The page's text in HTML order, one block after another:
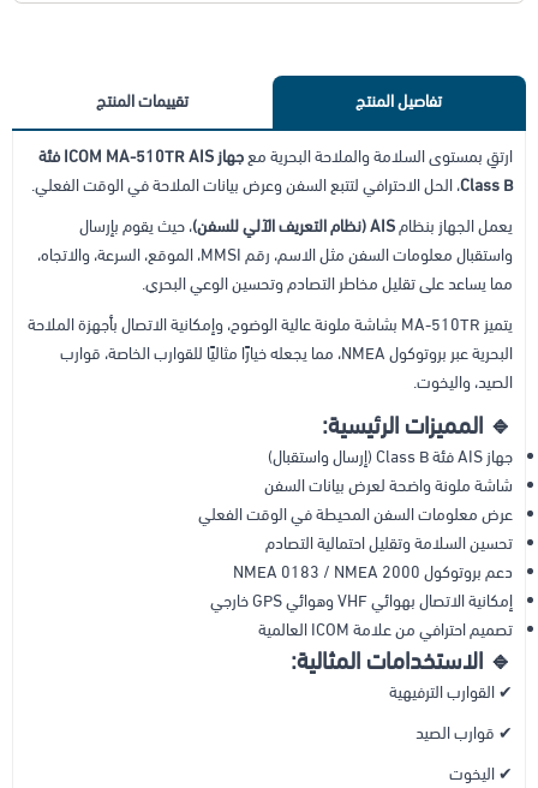
تفاصيل المنتج تقييمات المنتج
ارتقِ بمستوى السلامة والملاحة البحرية مع
جهاز ICOM MA-510TR AIS فئة
Class B، الحل الاحترافي لتتبع السفن وعرض بيانات الملاحة في الوقت الفعلي.
يعمل الجهاز بنظامAIS (نظام التعريف الآلي للسفن)
، حيث يقوم بإرسال
واستقبال معلومات السفن مثل الاسم، رقم MMSI، الموقع، السرعة، والاتجاه،
مما يساعد على تقليل مخاطر التصادم وتحسين الوعي البحري.
يتميز MA-510TR بشاشة ملونة عالية الوضوح، وإمكانية الاتصال بأجهزة الملاحة
البحرية عبر بروتوكول NMEA، مما يجعله خيارًا مثاليًا للقوارب الخاصة، قوارب
الصيد، واليخوت.
🔹 المميزات الرئيسية:
جهاز AIS فئة Class B (إرسال واستقبال)
شاشة ملونة واضحة لعرض بيانات السفن
عرض معلومات السفن المحيطة في الوقت الفعلي
تحسين السلامة وتقليل احتمالية التصادم
دعم بروتوكول NMEA 0183 / NMEA 2000
إمكانية الاتصال بهوائي VHF وهوائي GPS خارجي
تصميم احترافي من علامة ICOM العالمية
🔹 الاستخدامات المثالية:
✔ القوارب الترفيهية
✔ قوارب الصيد
✔ اليخوت